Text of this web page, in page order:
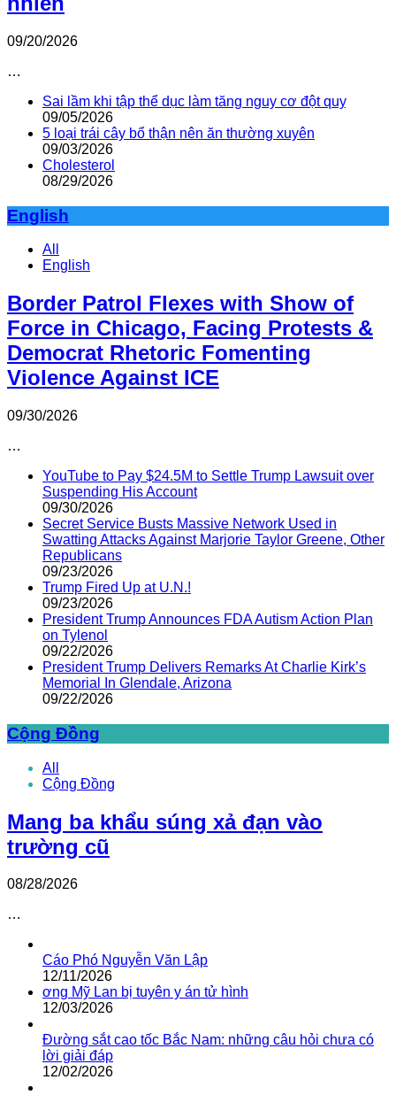
09/20/2026
…
Sai lầm khi tập thể dục làm tăng nguy cơ đột quỵ
09/05/2026
5 loại trái cây bổ thận nên ăn thường xuyên
09/03/2026
Cholesterol
08/29/2026
English
All
English
Border Patrol Flexes with Show of
Force in Chicago, Facing Protests &
Democrat Rhetoric Fomenting
Violence Against ICE
09/30/2026
…
YouTube to Pay $24.5M to Settle Trump Lawsuit over
Suspending His Account
09/30/2026
Secret Service Busts Massive Network Used in
Swatting Attacks Against Marjorie Taylor Greene, Other
Republicans
09/23/2026
Trump Fired Up at U.N.!
09/23/2026
President Trump Announces FDA Autism Action Plan
on Tylenol
09/22/2026
President Trump Delivers Remarks At Charlie Kirk’s
Memorial In Glendale, Arizona
09/22/2026
Cộng Đồng
All
Cộng Đồng
Mang ba khẩu súng xả đạn vào
trường cũ
08/28/2026
…
Cáo Phó Nguyễn Văn Lập
12/11/2026
ơng Mỹ Lan bị tuyên y án tử hình
12/03/2026
Đường sắt cao tốc Bắc Nam: những câu hỏi chưa có
lời giải đáp
12/02/2026